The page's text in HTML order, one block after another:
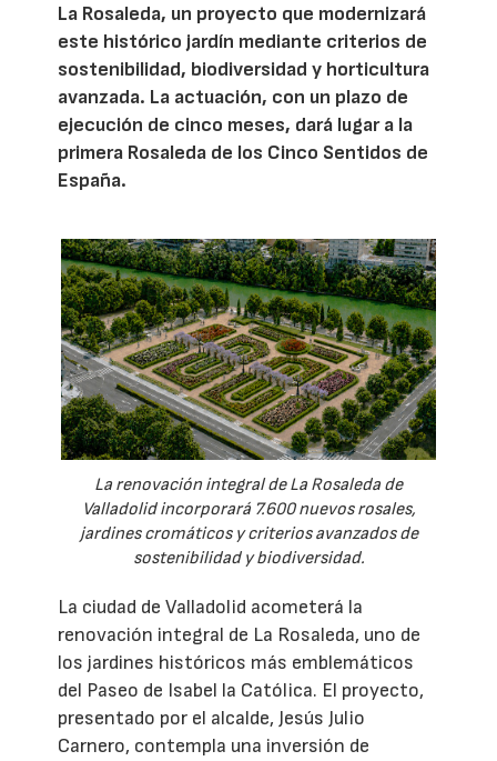
La Rosaleda, un proyecto que modernizará
este histórico jardín mediante criterios de
sostenibilidad, biodiversidad y horticultura
avanzada. La actuación, con un plazo de
ejecución de cinco meses, dará lugar a la
primera Rosaleda de los Cinco Sentidos de
España.
La renovación integral de La Rosaleda de
Valladolid incorporará 7.600 nuevos rosales,
jardines cromáticos y criterios avanzados de
sostenibilidad y biodiversidad.
La ciudad de Valladolid acometerá la
renovación integral de La Rosaleda, uno de
los jardines históricos más emblemáticos
del Paseo de Isabel la Católica. El proyecto,
presentado por el alcalde, Jesús Julio
Carnero, contempla una inversión de